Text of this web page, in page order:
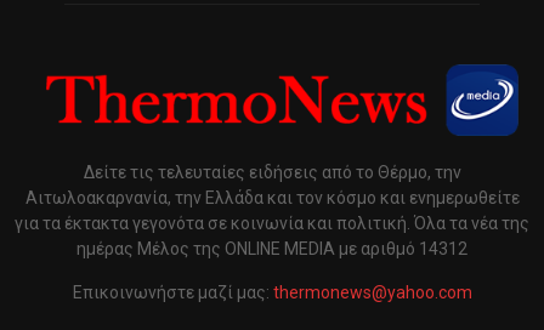
Δείτε τις τελευταίες ειδήσεις από το Θέρμο, την
Αιτωλοακαρνανία, την Ελλάδα και τον κόσμο και ενημερωθείτε
για τα έκτακτα γεγονότα σε κοινωνία και πολιτική. Όλα τα νέα της
ημέρας Μέλος της ONLINE MEDIA με αριθμό 14312
Επικοινωνήστε μαζί μας: thermonews@yahoo.com